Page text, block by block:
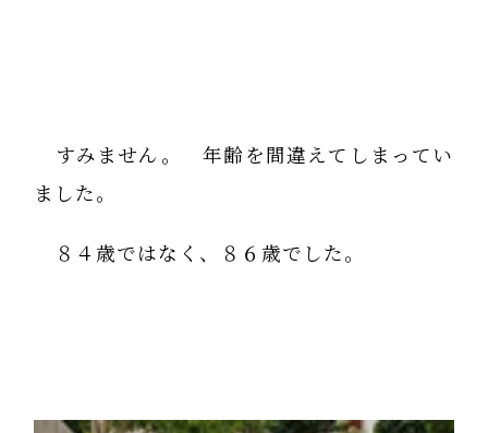
すみません。 年齢を間違えてしまってい
ました。
８４歳ではなく、８６歳でした。